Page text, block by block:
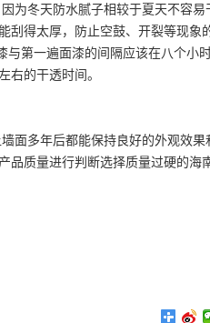
冬天防水腻子相较于夏天不容易
得太厚，防止空鼓、开裂等现象
第一遍面漆的间隔应该在八个小
右的干透时间。
多年后都能保持良好的外观效果
质量进行判断选择质量过硬的海